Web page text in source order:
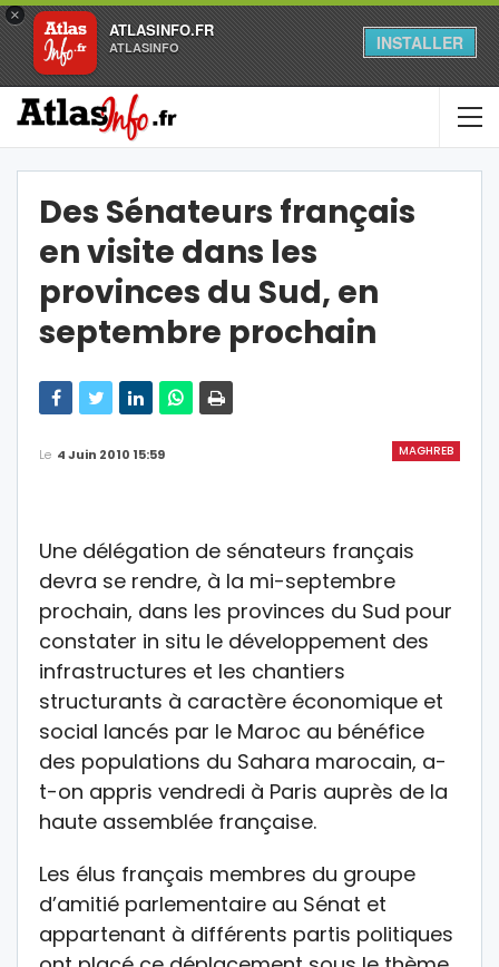
×
ATLASINFO.FR
ATLASINFO INSTALLER
Des Sénateurs français
en visite dans les
provinces du Sud, en
septembre prochain
MAGHREB
Le 4 Juin 2010 15:59
Une délégation de sénateurs français
devra se rendre, à la mi-septembre
prochain, dans les provinces du Sud pour
constater in situ le développement des
infrastructures et les chantiers
structurants à caractère économique et
social lancés par le Maroc au bénéfice
des populations du Sahara marocain, a-
t-on appris vendredi à Paris auprès de la
haute assemblée française.
Les élus français membres du groupe
d’amitié parlementaire au Sénat et
appartenant à différents partis politiques